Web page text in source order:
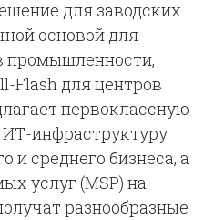
для заводских
основой для
промышленности,
Flash для центров
первоклассную
инфраструктуру
и среднего бизнеса, а
услуг (MSP) на
разнообразные